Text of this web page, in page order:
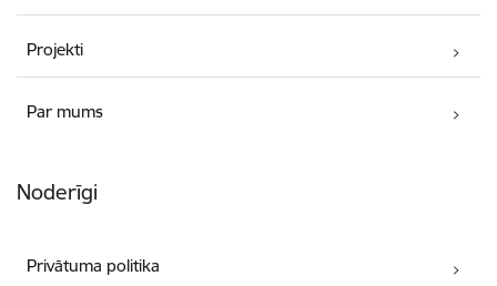
Projekti
Par mums
Noderīgi
Privātuma politika